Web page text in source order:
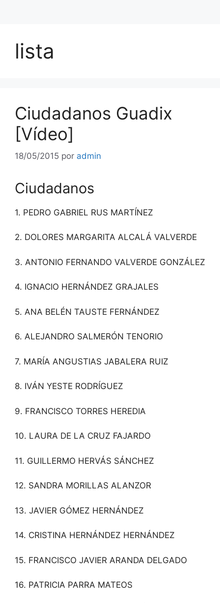
lista
Ciudadanos Guadix
[Vídeo]
18/05/2015 por admin
Ciudadanos
1. PEDRO GABRIEL RUS MARTÍNEZ
2. DOLORES MARGARITA ALCALÁ VALVERDE
3. ANTONIO FERNANDO VALVERDE GONZÁLEZ
4. IGNACIO HERNÁNDEZ GRAJALES
5. ANA BELÉN TAUSTE FERNÁNDEZ
6. ALEJANDRO SALMERÓN TENORIO
7. MARÍA ANGUSTIAS JABALERA RUIZ
8. IVÁN YESTE RODRÍGUEZ
9. FRANCISCO TORRES HEREDIA
10. LAURA DE LA CRUZ FAJARDO
11. GUILLERMO HERVÁS SÁNCHEZ
12. SANDRA MORILLAS ALANZOR
13. JAVIER GÓMEZ HERNÁNDEZ
14. CRISTINA HERNÁNDEZ HERNÁNDEZ
15. FRANCISCO JAVIER ARANDA DELGADO
16. PATRICIA PARRA MATEOS